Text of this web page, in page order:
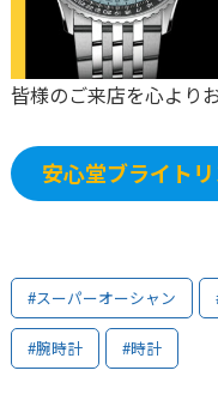
皆様のご来店を心より
安心堂ブライト
#スーパーオーシャン
#腕時計 #時計